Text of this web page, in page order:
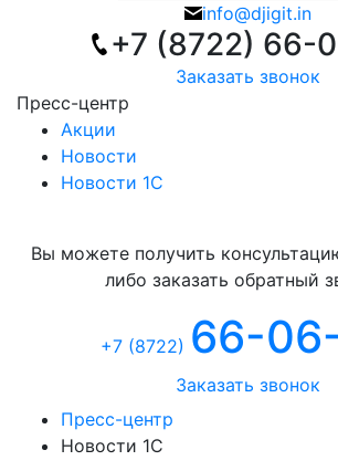
info@djigit.in
+7 (8722) 66-
Заказать звонок
Пресс-центр
Акции
Новости
Новости 1С
Вы можете получить
либо заказать обратный
+7 (8722) 66-
Заказать звонок
Пресс-центр
Новости 1С